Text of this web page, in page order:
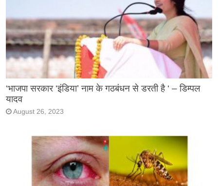
‘भाजपा सरकार ‘इंडिया’ नाम के गठबंधन से डरती है ‘ – डिम्पल
यादव
August 26, 2023